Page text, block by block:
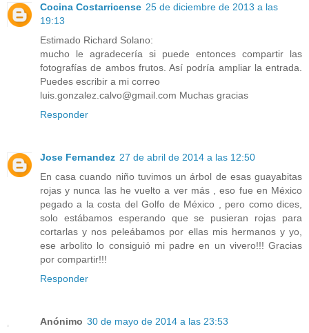
Cocina Costarricense 25 de diciembre de 2013 a las
19:13
Estimado Richard Solano:
mucho le agradecería si puede entonces compartir las
fotografías de ambos frutos. Así podría ampliar la entrada.
Puedes escribir a mi correo
luis.gonzalez.calvo@gmail.com Muchas gracias
Responder
Jose Fernandez 27 de abril de 2014 a las 12:50
En casa cuando niño tuvimos un árbol de esas guayabitas
rojas y nunca las he vuelto a ver más , eso fue en México
pegado a la costa del Golfo de México , pero como dices,
solo estábamos esperando que se pusieran rojas para
cortarlas y nos peleábamos por ellas mis hermanos y yo,
ese arbolito lo consiguió mi padre en un vivero!!! Gracias
por compartir!!!
Responder
Anónimo 30 de mayo de 2014 a las 23:53